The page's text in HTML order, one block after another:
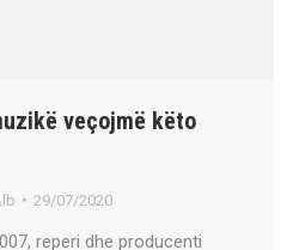
veçojmë këto
29/07/2020
reperi dhe producenti